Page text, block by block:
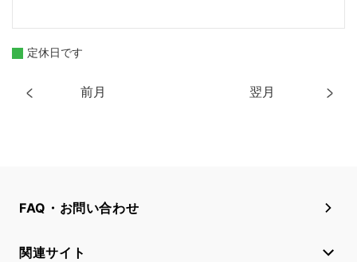
前月 翌月
定休日です
FAQ・お問い合わせ
関連サイト